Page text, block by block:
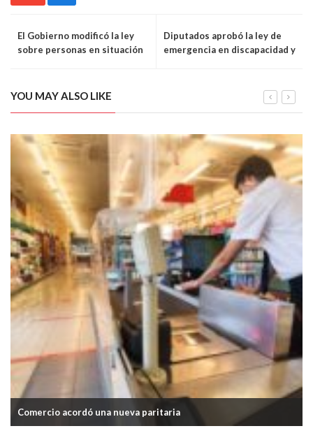
El Gobierno modificó la ley
sobre personas en situación
Diputados aprobó la ley de
emergencia en discapacidad y
YOU MAY ALSO LIKE
Senadores cobrarán casi $12 millones mensuales